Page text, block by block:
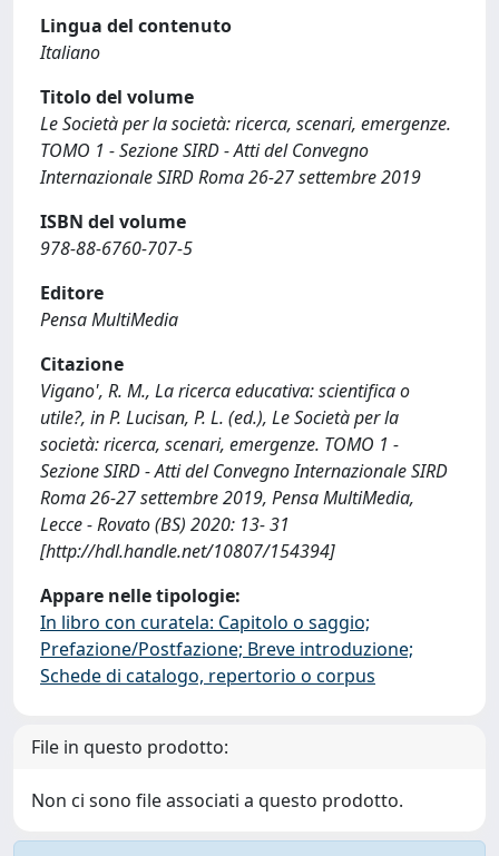
Lingua del contenuto
Italiano
Titolo del volume
Le Società per la società: ricerca, scenari, emergenze.
TOMO 1 - Sezione SIRD - Atti del Convegno
Internazionale SIRD Roma 26-27 settembre 2019
ISBN del volume
978-88-6760-707-5
Editore
Pensa MultiMedia
Citazione
Vigano', R. M., La ricerca educativa: scientifica o
utile?, in P. Lucisan, P. L. (ed.), Le Società per la
società: ricerca, scenari, emergenze. TOMO 1 -
Sezione SIRD - Atti del Convegno Internazionale SIRD
Roma 26-27 settembre 2019, Pensa MultiMedia,
Lecce - Rovato (BS) 2020: 13- 31
[http://hdl.handle.net/10807/154394]
Appare nelle tipologie:
In libro con curatela: Capitolo o saggio;
Prefazione/Postfazione; Breve introduzione;
Schede di catalogo, repertorio o corpus
File in questo prodotto:
Non ci sono file associati a questo prodotto.